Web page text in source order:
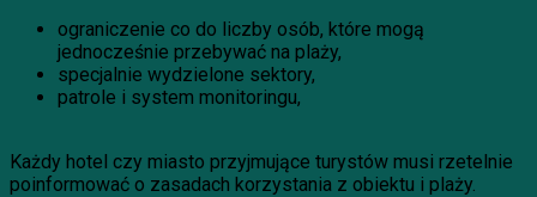
ograniczenie co do liczby osób, które mogą
jednocześnie przebywać na plaży,
specjalnie wydzielone sektory,
patrole i system monitoringu,
Każdy hotel czy miasto przyjmujące turystów musi rzetelnie
poinformować o zasadach korzystania z obiektu i plaży.